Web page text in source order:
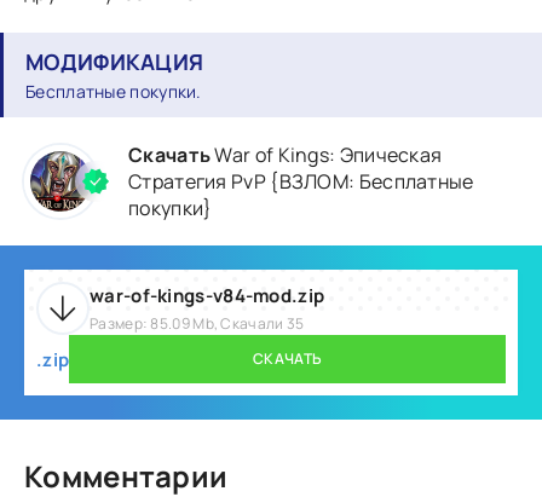
МОДИФИКАЦИЯ
Бесплатные покупки.
СкачатьWar of Kings: Эпическая
Стратегия PvP {ВЗЛОМ: Бесплатные
покупки}
war-of-kings-v84-mod.zip
Размер: 85.09 Mb, Скачали 35
.zip СКАЧАТЬ
Комментарии